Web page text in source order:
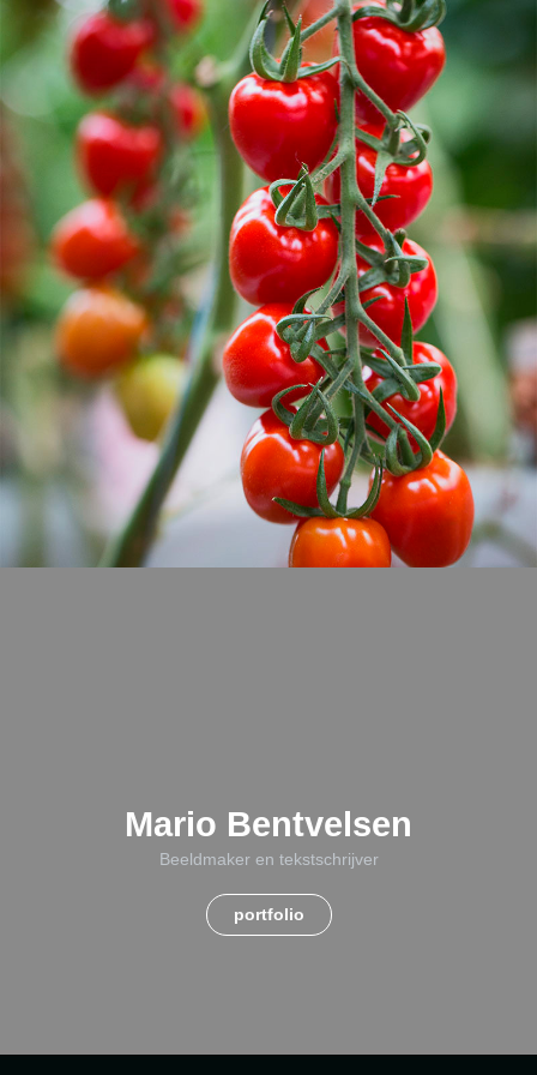
Mario Bentvelsen
Beeldmaker en tekstschrijver
portfolio